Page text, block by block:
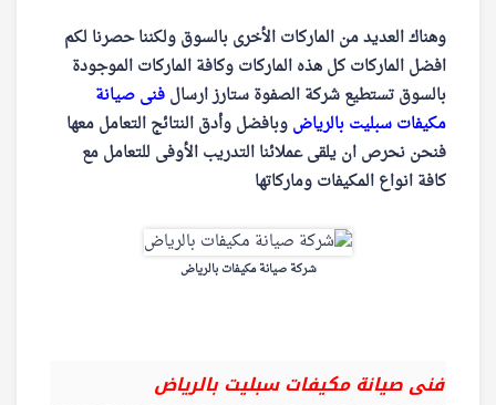
وهناك العديد من الماركات الأخرى بالسوق ولكننا حصرنا لكم
افضل الماركات كل هذه الماركات وكافة الماركات الموجودة
بالسوق تستطيع شركة الصفوة ستارز ارسالفنى صيانة
مكيفات سبليت بالرياضوبافضل وأدق النتائج التعامل معها
فنحن نحرص ان يلقى عملائنا التدريب الأوفى للتعامل مع
كافة انواع المكيفات وماركاتها
شركة صيانة مكيفات بالرياض
فنى صيانة مكيفات سبليت بالرياض